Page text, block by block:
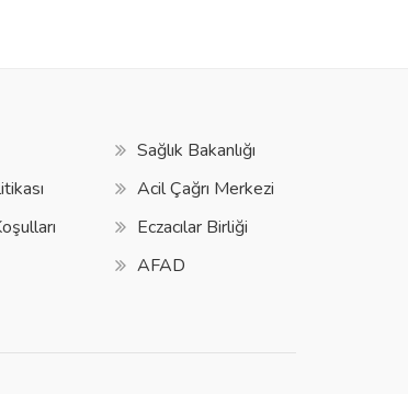
Sağlık Bakanlığı
Acil Çağrı Merkezi
Eczacılar Birliği
AFAD